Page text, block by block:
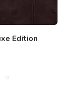
Edition